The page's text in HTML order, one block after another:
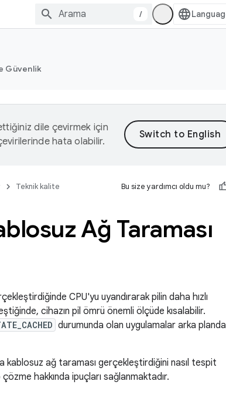
/
Güvenlik
dile çevirmek için
hata olabilir.
Teknik kalite Bu size yardımcı oldu mu?
Ağ Taraması
CPU'yu uyandırarak pilin daha hızlı
cihazın pil ömrü önemli ölçüde kısalabilir.
durumunda olan uygulamalar arka planda
kablosuz ağ taraması gerçekleştirdiğini nasıl tespit
hakkında ipuçları sağlanmaktadır.